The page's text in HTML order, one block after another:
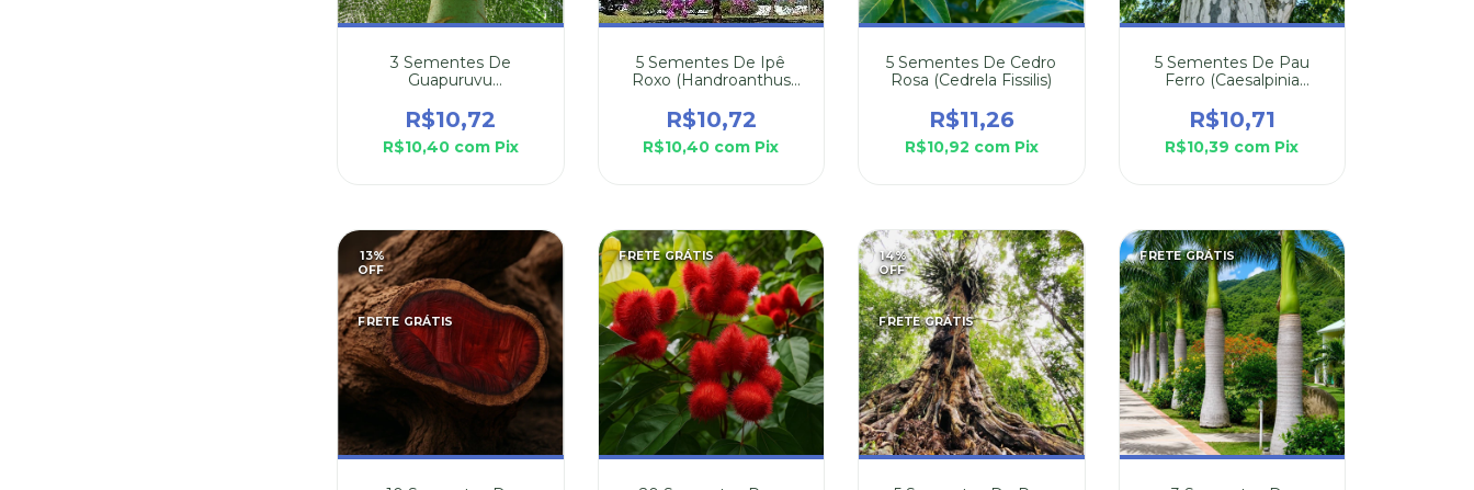
3 Sementes De
Guapuruvu
R$10,72
R$10,40 com Pix
5 Sementes De Ipê
Roxo (Handroanthus
R$10,72
R$10,40 com Pix
5 Sementes De Cedro
Rosa (Cedrela Fissilis)
R$11,26
R$10,92 com Pix
5 Sementes De Pau
Ferro (Caesalpinia
R$10,71
R$10,39 com Pix
13%
OFF
FRETE GRÁTIS
FRETE GRÁTIS 14%
OFF
FRETE GRÁTIS
FRETE GRÁTIS